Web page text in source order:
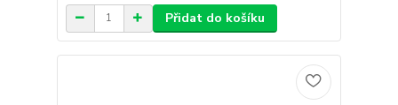
Přidat do košíku